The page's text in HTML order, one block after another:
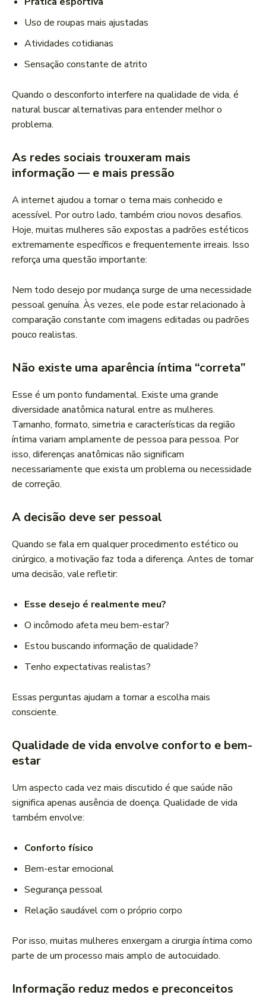
Uso de roupas mais ajustadas
Atividades cotidianas
Sensação constante de atrito
Quando o desconforto interfere na qualidade de vida, é
natural buscar alternativas para entender melhor o
problema.
As redes sociais trouxeram mais
informação — e mais pressão
A internet ajudou a tornar o tema mais conhecido e
acessível. Por outro lado, também criou novos desafios.
Hoje, muitas mulheres são expostas a padrões estéticos
extremamente específicos e frequentemente irreais. Isso
reforça uma questão importante:
Nem todo desejo por mudança surge de uma necessidade
pessoal genuína. Às vezes, ele pode estar relacionado à
comparação constante com imagens editadas ou padrões
pouco realistas.
Não existe uma aparência íntima “correta”
Esse é um ponto fundamental. Existe uma grande
diversidade anatômica natural entre as mulheres.
Tamanho, formato, simetria e características da região
íntima variam amplamente de pessoa para pessoa. Por
isso, diferenças anatômicas não significam
necessariamente que exista um problema ou necessidade
de correção.
A decisão deve ser pessoal
Quando se fala em qualquer procedimento estético ou
cirúrgico, a motivação faz toda a diferença. Antes de tomar
uma decisão, vale refletir:
Esse desejo é realmente meu?
O incômodo afeta meu bem-estar?
Estou buscando informação de qualidade?
Tenho expectativas realistas?
Essas perguntas ajudam a tornar a escolha mais
consciente.
Qualidade de vida envolve conforto e bem-
estar
Um aspecto cada vez mais discutido é que saúde não
significa apenas ausência de doença. Qualidade de vida
também envolve:
Conforto físico
Bem-estar emocional
Segurança pessoal
Relação saudável com o próprio corpo
Por isso, muitas mulheres enxergam a cirurgia íntima como
parte de um processo mais amplo de autocuidado.
Informação reduz medos e preconceitos